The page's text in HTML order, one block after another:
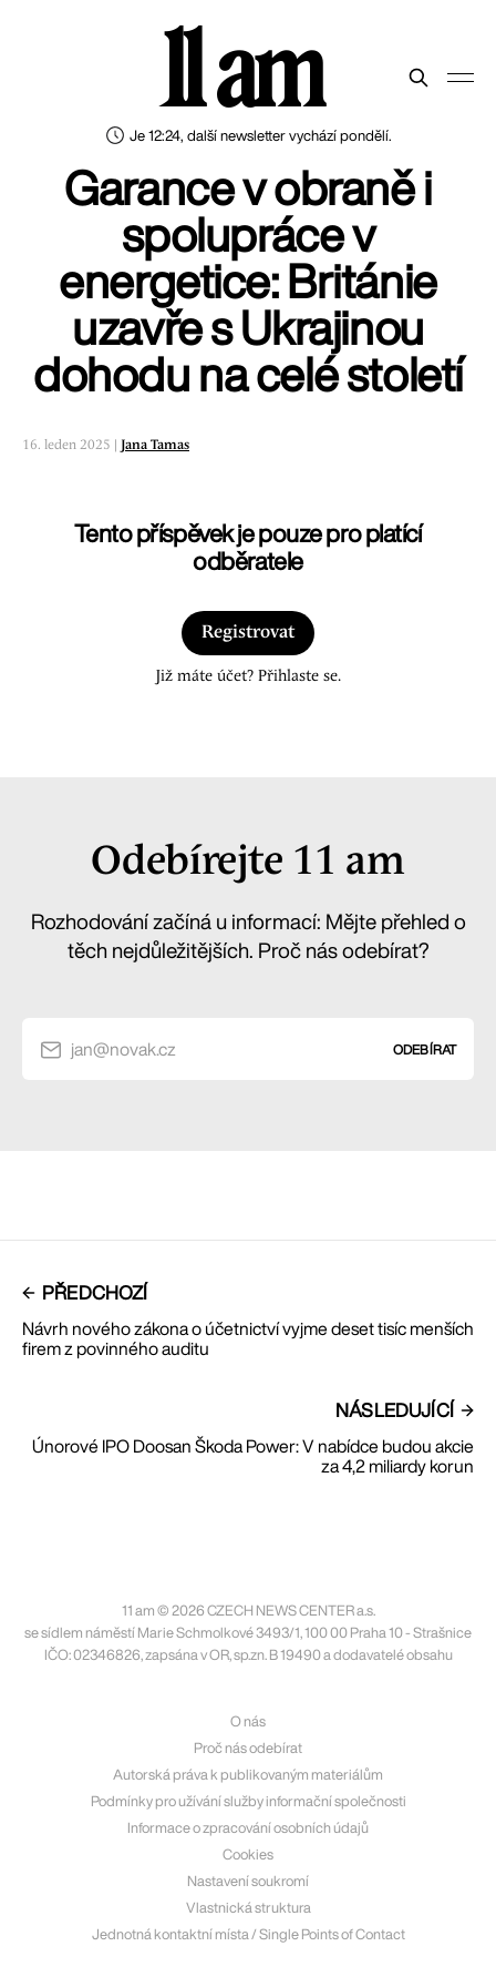
Je 12:24, další newsletter vychází pondělí.
11 am
Garance v obraně i
spolupráce v
energetice: Británie
uzavře s Ukrajinou
dohodu na celé století
16. leden 2025 | Jana Tamas
Tento příspěvek je pouze pro platící
odběratele
Registrovat
Již máte účet? Přihlaste se.
Odebírejte 11 am
Rozhodování začíná u informací: Mějte přehled o
těch nejdůležitějších. Proč nás odebírat?
jan@novak.cz ODEBÍRAT
PŘEDCHOZÍ
Návrh nového zákona o účetnictví vyjme deset tisíc menších
firem z povinného auditu
NÁSLEDUJÍCÍ
Únorové IPO Doosan Škoda Power: V nabídce budou akcie
za 4,2 miliardy korun
11 am © 2026 CZECH NEWS CENTER a.s.
se sídlem náměstí Marie Schmolkové 3493/1, 100 00 Praha 10 - Strašnice
IČO: 02346826, zapsána v OR, sp.zn. B 19490 a dodavatelé obsahu
O nás
Proč nás odebírat
Autorská práva k publikovaným materiálům
Podmínky pro užívání služby informační společnosti
Informace o zpracování osobních údajů
Cookies
Nastavení soukromí
Vlastnická struktura
Jednotná kontaktní místa / Single Points of Contact